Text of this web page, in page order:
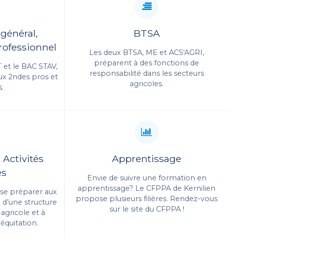
le BAC STAV,
2ndes pros et
BTSA
Les deux BTSA, ME et ACS'AGRI,
préparent à des fonctions de
responsabilité dans les secteurs
agricoles.
Activités
préparer aux
structure
et à
Apprentissage
Envie de suivre une formation en
apprentissage? Le CFPPA de Kernilien
propose plusieurs filières. Rendez-vous
sur le site du CFPPA !